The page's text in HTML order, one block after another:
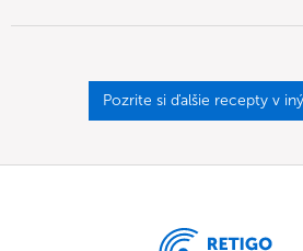
Pozrite si ďalšie recepty v